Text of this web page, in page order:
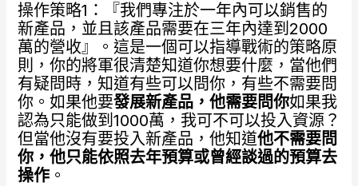
操作策略1：『我們專注於一年內可以銷售的
新產品，並且該產品需要在三年內達到2000
萬的營收』。這是一個可以指導戰術的策略原
則，你的將軍很清楚知道你想要什麼，當他們
有疑問時，知道有些可以問你，有些不需要問
你。如果他要發展新產品，他需要問你如果我
認為只能做到1000萬，我可不可以投入資源？
但當他沒有要投入新產品，他知道他不需要問
你，他只能依照去年預算或曾經談過的預算去
操作。